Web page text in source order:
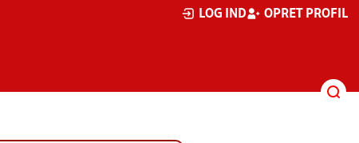
LOG IND OPRET PROFIL